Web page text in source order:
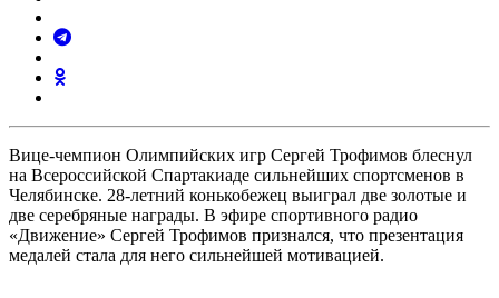
Вице-чемпион Олимпийских игр Сергей Трофимов блеснул
на Всероссийской Спартакиаде сильнейших спортсменов в
Челябинске. 28-летний конькобежец выиграл две золотые и
две серебряные награды. В эфире спортивного радио
«Движение» Сергей Трофимов признался, что презентация
медалей стала для него сильнейшей мотивацией.